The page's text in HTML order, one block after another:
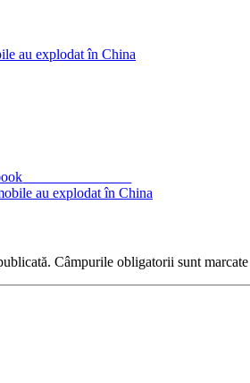
au explodat în China
au explodat în China
Câmpurile obligatorii sunt marcate